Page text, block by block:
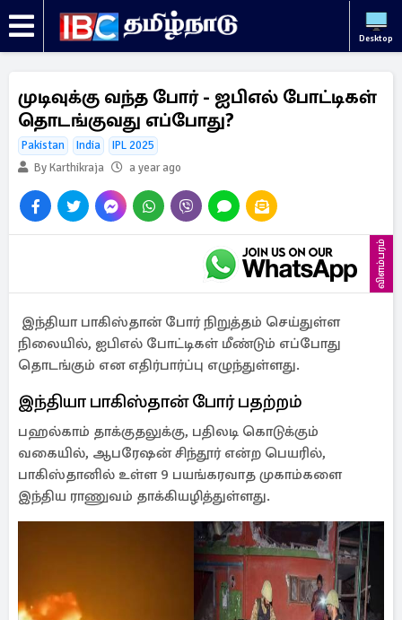
Desktop
முடிவுக்கு வந்த போர் - ஐபிஎல் போட்டிகள்
தொடங்குவது எப்போது?
Pakistan India
IPL 2025
By Karthikraja
a year ago
விளம்பரம்
இந்தியா பாகிஸ்தான் போர் நிறுத்தம் செய்துள்ள
நிலையில், ஐபிஎல் போட்டிகள் மீண்டும் எப்போது
தொடங்கும் என எதிர்பார்ப்பு எழுந்துள்ளது.
இந்தியா பாகிஸ்தான் போர் பதற்றம்
பஹல்காம் தாக்குதலுக்கு, பதிலடி கொடுக்கும்
வகையில், ஆபரேஷன் சிந்தூர் என்ற பெயரில்,
பாகிஸ்தானில் உள்ள 9 பயங்கரவாத முகாம்களை
இந்திய ராணுவம் தாக்கியழித்துள்ளது.